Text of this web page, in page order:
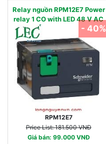
Relay nguồn RPM12E7 Power
relay 1 CO with LED 48 V AC
RPM12E7
Price List: 181.500 VNĐ
Giá bán: 99.000 VNĐ
- 40%